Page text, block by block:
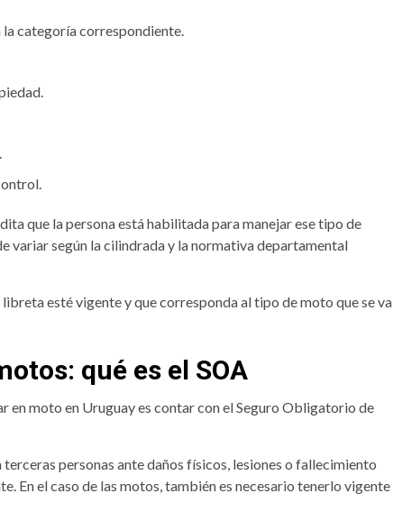
categoría correspondiente.
que la persona está habilitada para manejar ese tipo de
variar según la cilindrada y la normativa departamental
esté vigente y que corresponda al tipo de moto que se va
qué es el SOA
en moto en Uruguay es contar con el Seguro Obligatorio de
personas ante daños físicos, lesiones o fallecimiento
En el caso de las motos, también es necesario tenerlo vigente